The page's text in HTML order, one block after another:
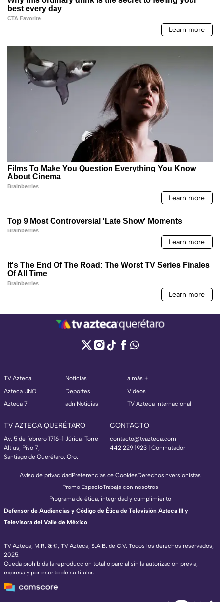
TV Azteca
Azteca UNO
Azteca 7
Noticias
Deportes
adn Noticias
a más +
Videos
TV Azteca Internacional
TV AZTECA QUERÉTARO
Av. 5 de febrero 1716-1 Júrica, Torre
Altius, Piso 7,
Santiago de Querétaro, Qro.
CONTACTO
contacto@tvazteca.com
442 229 1923 | Conmutador
TV Azteca, M.R. & ©, TV Azteca, S.A.B. de C.V. Todos los derechos reservados,
2025.
Queda prohibida la reproducción total o parcial sin la autorización previa,
expresa y por escrito de su titular.
Aviso de privacidadPreferencias de CookiesDerechosInversionistas
Promo EspacioTrabaja con nosotros
Programa de ética, integridad y cumplimiento
Defensor de Audiencias y Código de Ética de Televisión Azteca III y
Televisora del Valle de México